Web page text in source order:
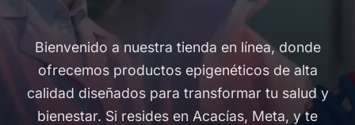
Bienvenido a nuestra tienda en línea, donde
ofrecemos productos epigenéticos de alta
calidad diseñados para transformar tu salud y
bienestar. Si resides en Acacías, Meta, y te